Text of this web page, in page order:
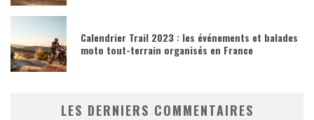
Calendrier Trail 2023 : les événements et balades
moto tout-terrain organisés en France
LES DERNIERS COMMENTAIRES